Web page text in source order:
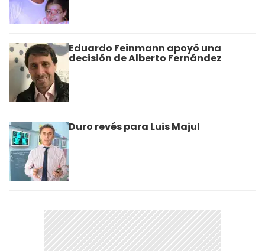
Eduardo Feinmann apoyó una
decisión de Alberto Fernández
Duro revés para Luis Majul